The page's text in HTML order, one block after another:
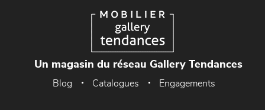
Un magasin du réseau Gallery Tendances
Blog Catalogues Engagements